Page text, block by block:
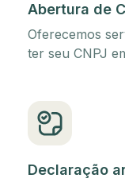
Abertura de
Oferecemos
ter seu CNPJ
Declaração